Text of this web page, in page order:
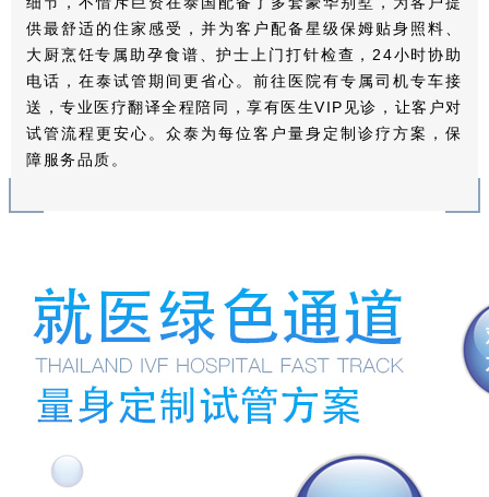
供最舒适的住家感受，并为客户配备星级保姆贴身照料、
大厨烹饪专属助孕食谱、护士上门打针检查，24小时协助
电话，在泰试管期间更省心。前往医院有专属司机专车接
送，专业医疗翻译全程陪同，享有医生VIP见诊，让客户对
试管流程更安心。众泰为每位客户量身定制诊疗方案，保
障服务品质。